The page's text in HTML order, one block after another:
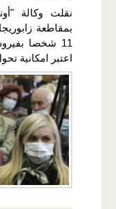
نقلت وكالة
بمقاطعة
اعتبر امكانية